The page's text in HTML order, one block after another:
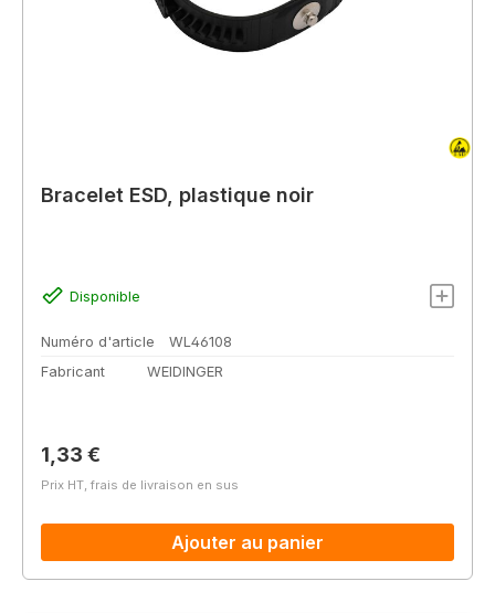
Bracelet ESD, plastique noir
Disponible
Numéro d'article
WL46108
Fabricant
WEIDINGER
Prix régulier :
1,33 €
Prix HT, frais de livraison en sus
Ajouter au panier